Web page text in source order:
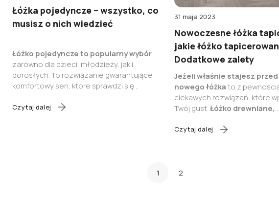
Łóżka pojedyncze – wszystko, co
musisz o nich wiedzieć
Łóżko pojedyncze to popularny wybór
zarówno dla dzieci, młodzieży, jak i
dorosłych. To rozwiązanie gwarantujące
komfortowy sen, które sprawdzi się
przestrzeniach. Poznaj łóżka pojedyncze –
Czytaj dalej
31 maja 2023
Nowoczesne łóżka
jakie łóżko
Dodatkowe zalety
Jeżeli właśnie stajesz
nowego łóżkato z
ciekawych rozwiązań, które
Twój gust.Łóżko drewniane,
japońskie?
Wybór
gdzie znajduje się pojemnik
Czytaj dalej
1 2